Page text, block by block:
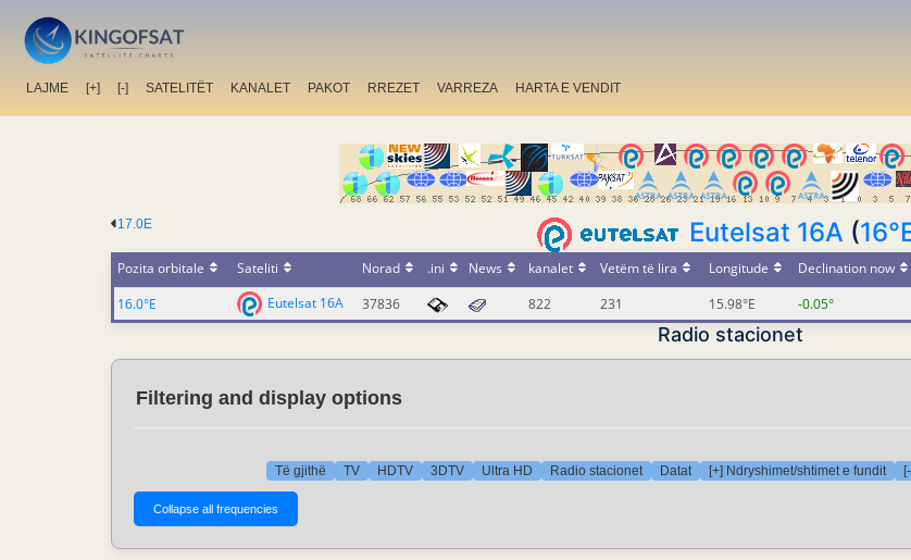
LAJME [+] [-] SATELITËT KANALET PAKOT RREZET VARREZA HARTA E VENDIT
17.0E Eutelsat 16A (
Pozita orbitale Sateliti Norad .ini News kanalet Vetëm të lira Longitude Declination now
16.0°E
Eutelsat 16A 37836 822 231 15.98°E -0.05°
Radio stacionet
Filtering and display options
Të gjithë TV HDTV 3DTV Ultra HD Radio stacionet Datat [+] Ndryshimet/shtimet e fundit